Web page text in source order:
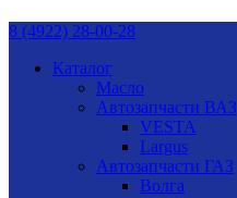
8 (4922) 28-00-28
Каталог
Масло
Автозапчасти ВАЗ
VESTA
Largus
Автозапчасти ГАЗ
Волга